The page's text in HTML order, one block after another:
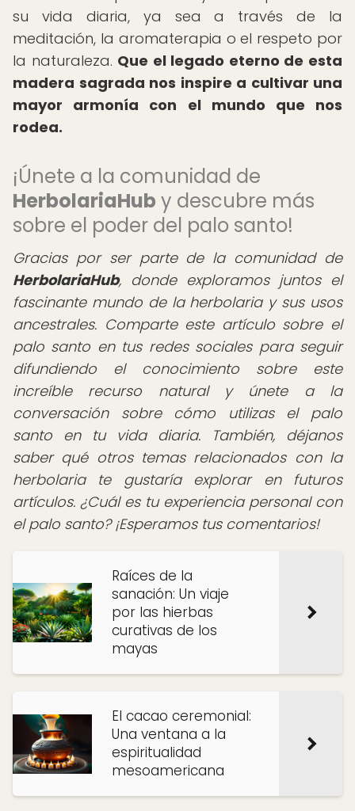
su vida diaria, ya sea a través de la
meditación, la aromaterapia o el respeto por
la naturaleza. Que el legado eterno de esta
madera sagrada nos inspire a cultivar una
mayor armonía con el mundo que nos
rodea.
¡Únete a la comunidad de
HerbolariaHub y descubre más
sobre el poder del palo santo!
Gracias por ser parte de la comunidad de
HerbolariaHub, donde exploramos juntos el
fascinante mundo de la herbolaria y sus usos
ancestrales. Comparte este artículo sobre el
palo santo en tus redes sociales para seguir
difundiendo el conocimiento sobre este
increíble recurso natural y únete a la
conversación sobre cómo utilizas el palo
santo en tu vida diaria. También, déjanos
saber qué otros temas relacionados con la
herbolaria te gustaría explorar en futuros
artículos. ¿Cuál es tu experiencia personal con
el palo santo? ¡Esperamos tus comentarios!
Raíces de la
sanación: Un viaje
por las hierbas
curativas de los
mayas
El cacao ceremonial:
Una ventana a la
espiritualidad
mesoamericana